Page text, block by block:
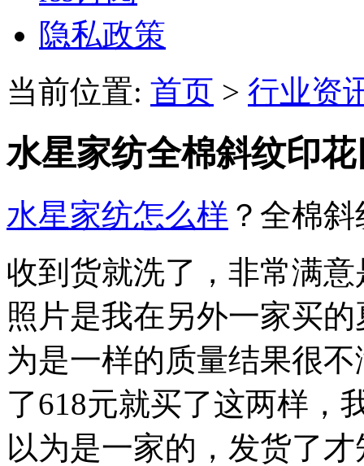
隐私政策
当前位置: 首页 > 行业资
水星家纺全棉斜纹印
水星家纺怎么样 ？全棉
收到货就洗了，非常满
照片是我在另外一家买
为是一样的质量结果很
了618元就买了这两样，
以为是一家的，发货了